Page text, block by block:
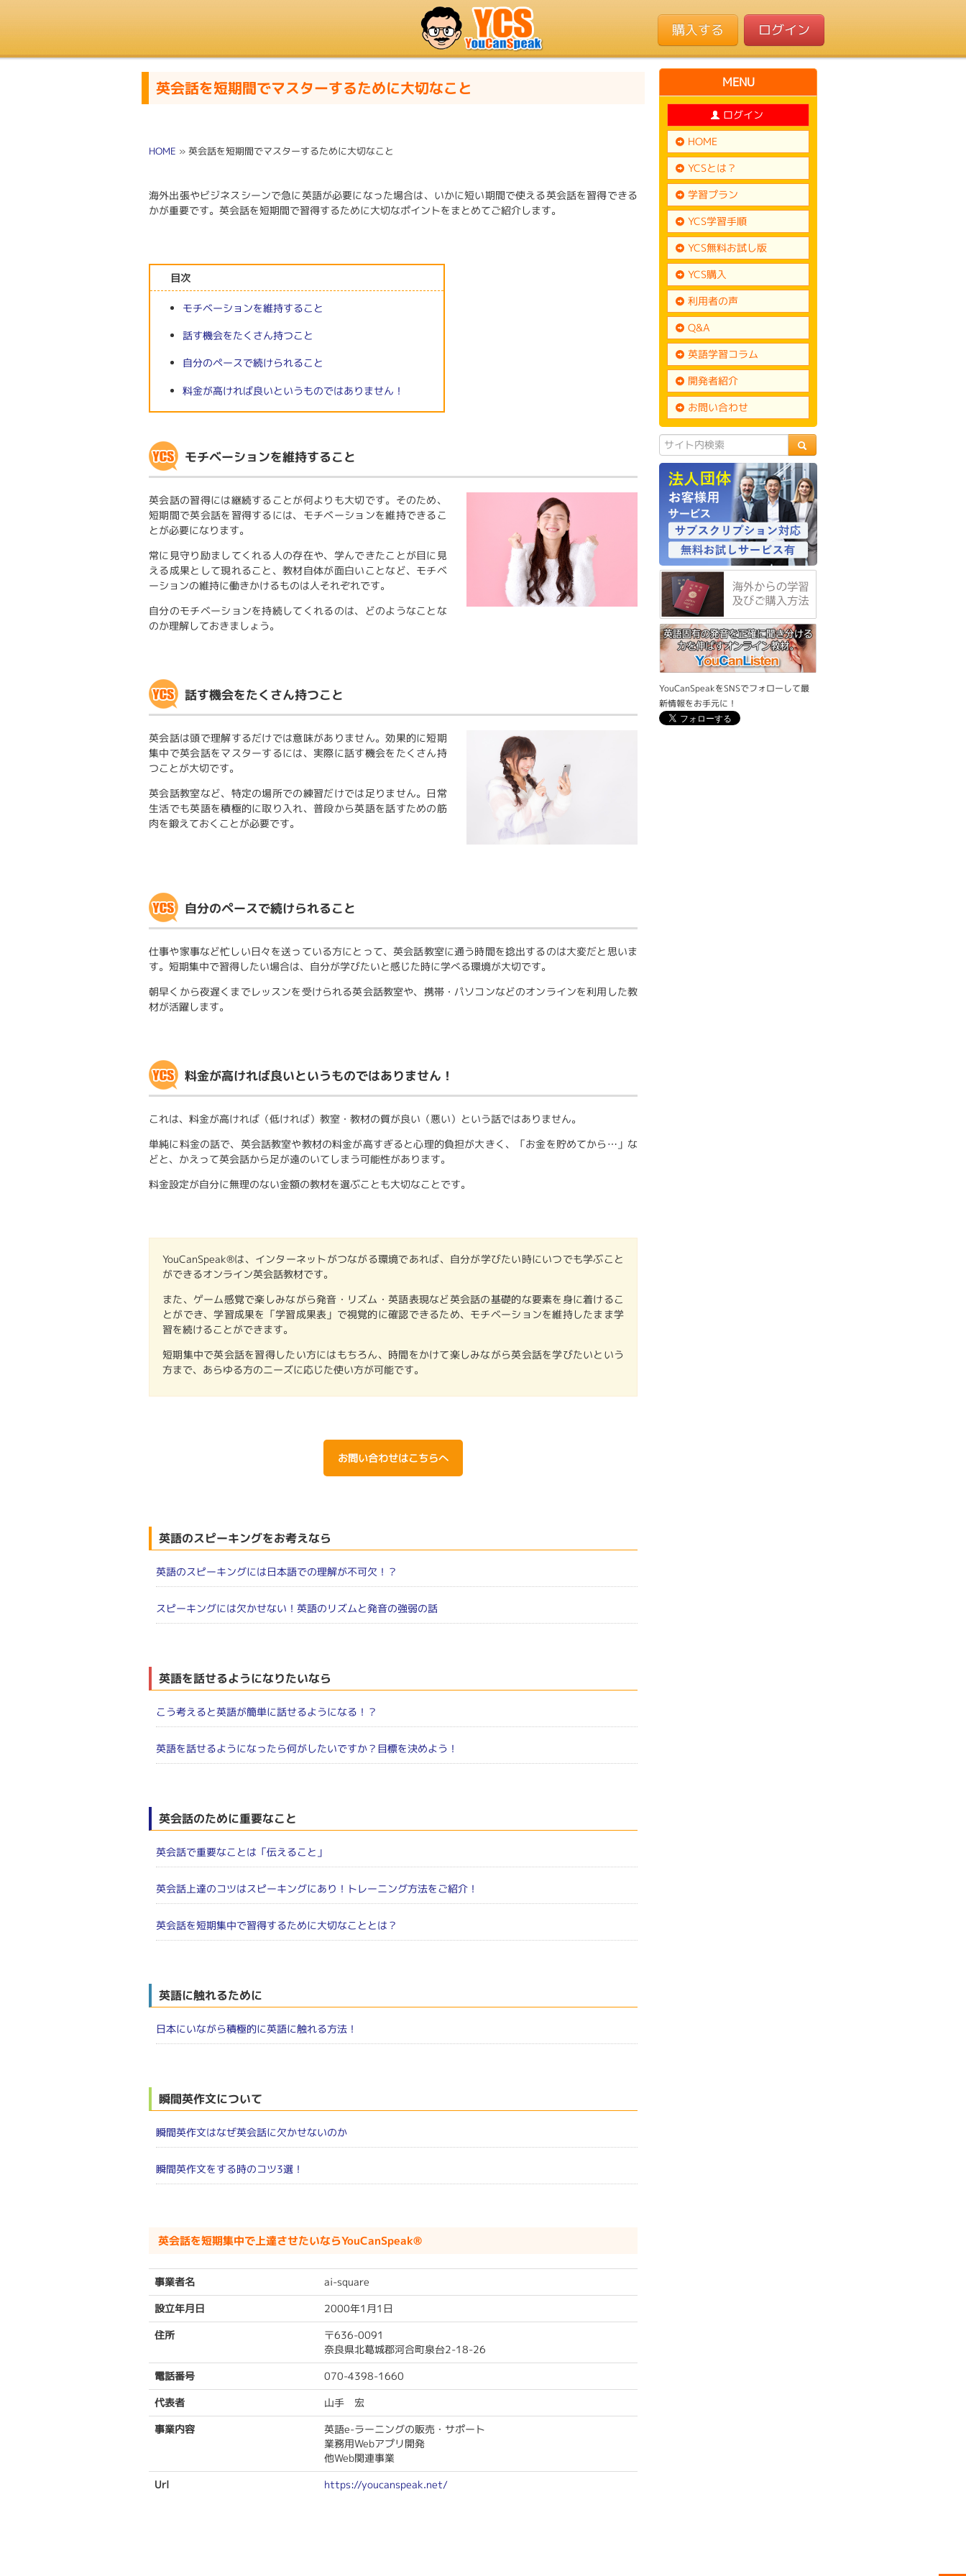
購入する ログイン
英会話を短期間でマスターするために大切なこと
HOME » 英会話を短期間でマスターするために大切なこと
海外出張やビジネスシーンで急に英語が必要になった場合は、いかに短い期間で使える英会話を習得できる
かが重要です。英会話を短期間で習得するために大切なポイントをまとめてご紹介します。
目次
モチベーションを維持すること
話す機会をたくさん持つこと
自分のペースで続けられること
料金が高ければ良いというものではありません！
モチベーションを維持すること
英会話の習得には継続することが何よりも大切です。そのため、
短期間で英会話を習得するには、モチベーションを維持できるこ
とが必要になります。
常に見守り励ましてくれる人の存在や、学んできたことが目に見
える成果として現れること、教材自体が面白いことなど、モチベ
ーションの維持に働きかけるものは人それぞれです。
自分のモチベーションを持続してくれるのは、どのようなことな
のか理解しておきましょう。
話す機会をたくさん持つこと
英会話は頭で理解するだけでは意味がありません。効果的に短期
集中で英会話をマスターするには、実際に話す機会をたくさん持
つことが大切です。
英会話教室など、特定の場所での練習だけでは足りません。日常
生活でも英語を積極的に取り入れ、普段から英語を話すための筋
肉を鍛えておくことが必要です。
自分のペースで続けられること
仕事や家事など忙しい日々を送っている方にとって、英会話教室に通う時間を捻出するのは大変だと思いま
す。短期集中で習得したい場合は、自分が学びたいと感じた時に学べる環境が大切です。
朝早くから夜遅くまでレッスンを受けられる英会話教室や、携帯・パソコンなどのオンラインを利用した教
材が活躍します。
料金が高ければ良いというものではありません！
これは、料金が高ければ（低ければ）教室・教材の質が良い（悪い）という話ではありません。
単純に料金の話で、英会話教室や教材の料金が高すぎると心理的負担が大きく、「お金を貯めてから…」な
どと、かえって英会話から足が遠のいてしまう可能性があります。
料金設定が自分に無理のない金額の教材を選ぶことも大切なことです。
YouCanSpeak®は、インターネットがつながる環境であれば、自分が学びたい時にいつでも学ぶこと
ができるオンライン英会話教材です。
また、ゲーム感覚で楽しみながら発音・リズム・英語表現など英会話の基礎的な要素を身に着けるこ
とができ、学習成果を「学習成果表」で視覚的に確認できるため、モチベーションを維持したまま学
習を続けることができます。
短期集中で英会話を習得したい方にはもちろん、時間をかけて楽しみながら英会話を学びたいという
方まで、あらゆる方のニーズに応じた使い方が可能です。
お問い合わせはこちらへ
英語のスピーキングをお考えなら
英語のスピーキングには日本語での理解が不可欠！？
スピーキングには欠かせない！英語のリズムと発音の強弱の話
英語を話せるようになりたいなら
こう考えると英語が簡単に話せるようになる！？
英語を話せるようになったら何がしたいですか？目標を決めよう！
英会話のために重要なこと
英会話で重要なことは「伝えること」
英会話上達のコツはスピーキングにあり！トレーニング方法をご紹介！
英会話を短期集中で習得するために大切なこととは？
英語に触れるために
日本にいながら積極的に英語に触れる方法！
瞬間英作文について
瞬間英作文はなぜ英会話に欠かせないのか
瞬間英作文をする時のコツ3選！
英会話を短期集中で上達させたいならYouCanSpeak®
事業者名
ai-square
設立年月日
2000年1月1日
住所
〒636-0091
奈良県北葛城郡河合町泉台2-18-26
電話番号
070-4398-1660
代表者
山手 宏
事業内容
英語e-ラーニングの販売・サポート
業務用Webアプリ開発
他Web関連事業
Url
https://youcanspeak.net/
MENU
ログイン
HOME
YCSとは？
学習プラン
YCS学習手順
YCS無料お試し版
YCS購入
利用者の声
Q&A
英語学習コラム
開発者紹介
お問い合わせ
YouCanSpeakをSNSでフォローして最
新情報をお手元に！